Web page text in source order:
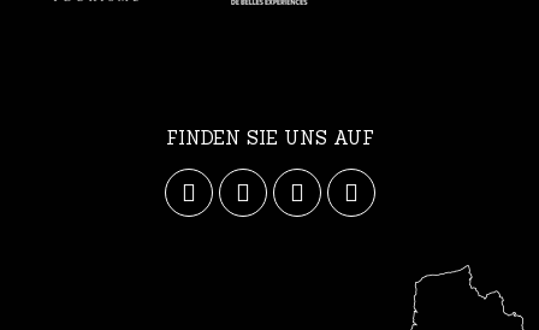
FINDEN SIE UNS AUF